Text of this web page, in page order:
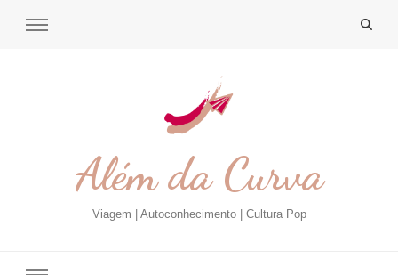
Além da Curva
Viagem | Autoconhecimento | Cultura Pop